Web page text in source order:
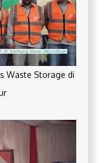
Waste Storage di